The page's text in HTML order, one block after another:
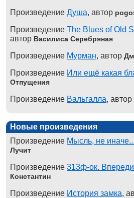
Произведение Душа, автор
Произведение The Blues of Old
автор Василиса Серебряная
Произведение Мурман, автор
Произведение Или ещё какая
Отпущения
Произведение Вальгалла, автор
Новые произведения
Произведение Мысль, не иначе...
Лучит
Произведение 313ф-ок.
Константин
Произведение История замка,